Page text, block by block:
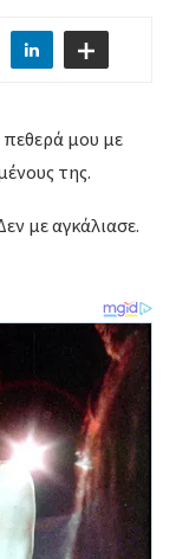
μου με
της.
με αγκάλιασε.